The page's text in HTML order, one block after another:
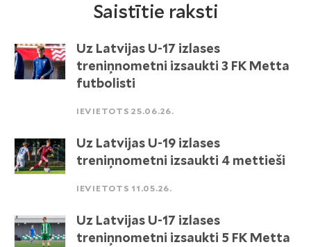
Saistītie raksti
Uz Latvijas U-17 izlases
treniņnometni izsaukti 3 FK Metta
futbolisti
IEVIETOTS 25.06.26.
Uz Latvijas U-19 izlases
treniņnometni izsaukti 4 mettieši
IEVIETOTS 11.05.26.
Uz Latvijas U-17 izlases
treniņnometni izsaukti 5 FK Metta